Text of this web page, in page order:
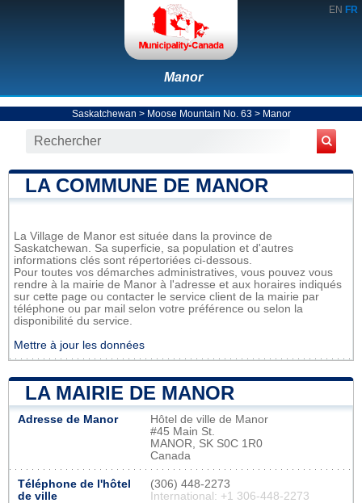
EN FR
Manor
Saskatchewan > Moose Mountain No. 63> Manor
LA COMMUNE DE MANOR
La Village de Manor est située dans la province de
Saskatchewan. Sa superficie, sa population et d'autres
informations clés sont répertoriées ci-dessous.
Pour toutes vos démarches administratives, vous pouvez vous
rendre à la mairie de Manor à l'adresse et aux horaires indiqués
sur cette page ou contacter le service client de la mairie par
téléphone ou par mail selon votre préférence ou selon la
disponibilité du service.
Mettre à jour les données
LA MAIRIE DE MANOR
Adresse de Manor
Hôtel de ville de Manor
#45 Main St.
MANOR, SK S0C 1R0
Canada
Téléphone de l'hôtel
de ville
(306) 448-2273
International: +1 306-448-2273